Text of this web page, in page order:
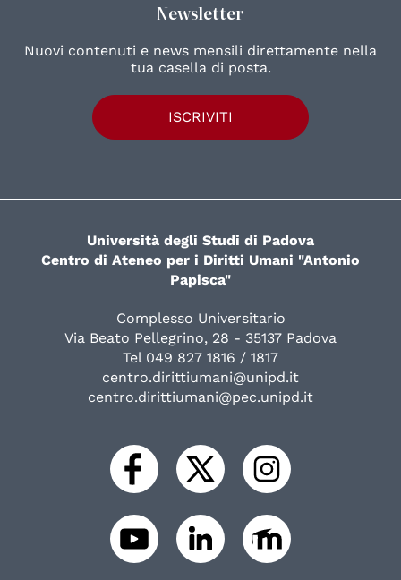
Newsletter
Nuovi contenuti e news mensili direttamente nella
tua casella di posta.
ISCRIVITI
Università degli Studi di Padova
Centro di Ateneo per i Diritti Umani "Antonio
Papisca"
Complesso Universitario
Via Beato Pellegrino, 28 - 35137 Padova
Tel 049 827 1816 / 1817
centro.dirittiumani@unipd.it
centro.dirittiumani@pec.unipd.it